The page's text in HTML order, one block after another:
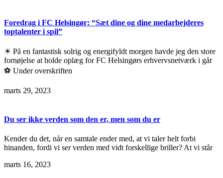
Foredrag i FC Helsingør: “Sæt dine og dine medarbejderes
toptalenter i spil”
☀ På en fantastisk solrig og energifyldt morgen havde jeg den store
fornøjelse at holde oplæg for FC Helsingørs erhvervsnetværk i går
⚽ Under overskriften
marts 29, 2023
Du ser ikke verden som den er, men som du er
Kender du det, når en samtale ender med, at vi taler helt forbi
hinanden, fordi vi ser verden med vidt forskellige briller? At vi står
marts 16, 2023